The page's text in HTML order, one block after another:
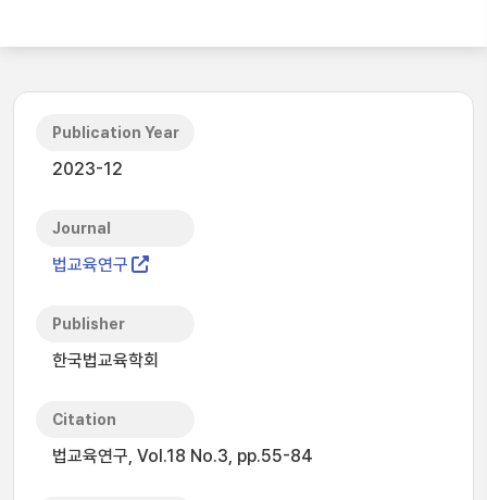
Publication Year
2023-12
Journal
법교육연구
Publisher
한국법교육학회
Citation
법교육연구, Vol.18 No.3, pp.55-84